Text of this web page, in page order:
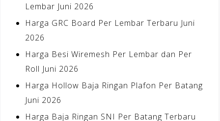
Lembar Juni 2026
Harga GRC Board Per Lembar Terbaru Juni
2026
Harga Besi Wiremesh Per Lembar dan Per
Roll Juni 2026
Harga Hollow Baja Ringan Plafon Per Batang
Juni 2026
Harga Baja Ringan SNI Per Batang Terbaru